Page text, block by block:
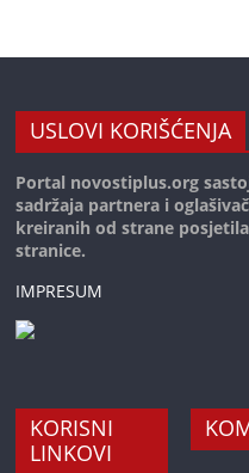
USLOVI KORIŠĆENJA
Portal novostiplus.org
sadržaja partnera i
kreiranih od strane
stranice.
IMPRESUM
KORISNI
LINKOVI